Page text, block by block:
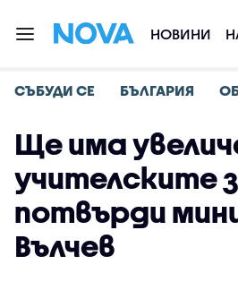
НОВИНИ
СЪБУДИ СЕ БЪЛГАРИЯ
Ще има
учителските
потвърди
Вълчев